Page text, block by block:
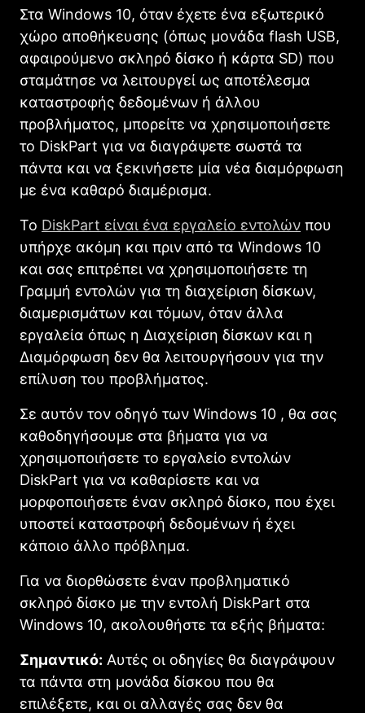
Στα Windows 10, όταν έχετε ένα εξωτερικό
χώρο αποθήκευσης (όπως μονάδα flash USB,
αφαιρούμενο σκληρό δίσκο ή κάρτα SD) που
σταμάτησε να λειτουργεί ως αποτέλεσμα
καταστροφής δεδομένων ή άλλου
προβλήματος, μπορείτε να χρησιμοποιήσετε
το DiskPart για να διαγράψετε σωστά τα
πάντα και να ξεκινήσετε μία νέα διαμόρφωση
με ένα καθαρό διαμέρισμα.
Το DiskPart είναι ένα εργαλείο εντολών που
υπήρχε ακόμη και πριν από τα Windows 10
και σας επιτρέπει να χρησιμοποιήσετε τη
Γραμμή εντολών για τη διαχείριση δίσκων,
διαμερισμάτων και τόμων, όταν άλλα
εργαλεία όπως η Διαχείριση δίσκων και η
Διαμόρφωση δεν θα λειτουργήσουν για την
επίλυση του προβλήματος.
Σε αυτόν τον οδηγό των Windows 10 , θα σας
καθοδηγήσουμε στα βήματα για να
χρησιμοποιήσετε το εργαλείο εντολών
DiskPart για να καθαρίσετε και να
μορφοποιήσετε έναν σκληρό δίσκο, που έχει
υποστεί καταστροφή δεδομένων ή έχει
κάποιο άλλο πρόβλημα.
Για να διορθώσετε έναν προβληματικό
σκληρό δίσκο με την εντολή DiskPart στα
Windows 10, ακολουθήστε τα εξής βήματα:
Σημαντικό: Αυτές οι οδηγίες θα διαγράψουν
τα πάντα στη μονάδα δίσκου που θα
επιλέξετε, και οι αλλαγές σας δεν θα